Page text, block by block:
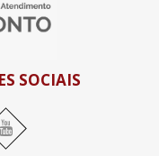
SOCIAIS